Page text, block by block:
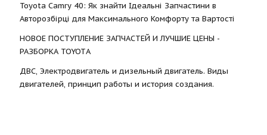
Toyota Camry 40: Як знайти Ідеальні Запчастини в
Авторозбірці для Максимального Комфорту та Вартості
НОВОЕ ПОСТУПЛЕНИЕ ЗАПЧАСТЕЙ И ЛУЧШИЕ ЦЕНЫ -
РАЗБОРКА TOYOTА
ДВС, Электродвигатель и дизельный двигатель. Виды
двигателей, принцип работы и история создания.